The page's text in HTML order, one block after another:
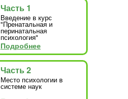
Часть 1
Введение в курс
"Пренатальная и
перинатальная
психология"
Подробнее
Часть 2
Место психологии в
системе наук